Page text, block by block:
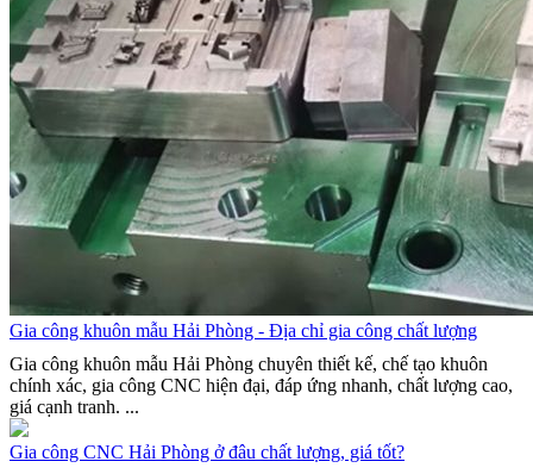
Gia công khuôn mẫu Hải Phòng - Địa chỉ gia công chất lượng
Gia công khuôn mẫu Hải Phòng chuyên thiết kế, chế tạo khuôn
chính xác, gia công CNC hiện đại, đáp ứng nhanh, chất lượng cao,
giá cạnh tranh. ...
Gia công CNC Hải Phòng ở đâu chất lượng, giá tốt?